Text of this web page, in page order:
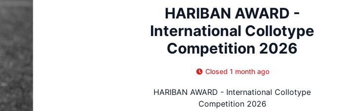
HARIBAN AWARD -
International Collotype
Competition 2026
Closed 1 month ago
HARIBAN AWARD - International Collotype
Competition 2026